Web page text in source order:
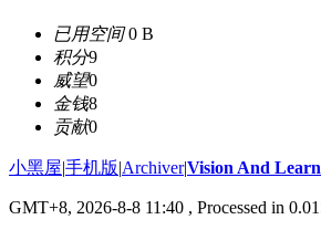
已用空间0 B
积分9
威望0
金钱8
贡献0
小黑屋|手机版|Archiver|Vision And
GMT+8, 2026-8-8 11:40 , Processed in